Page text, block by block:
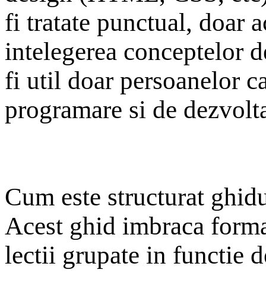
fi tratate punctual, doar
intelegerea conceptelor
fi util doar persoanelor
programare si de
Cum este structurat
Acest ghid imbraca
lectii grupate in functie